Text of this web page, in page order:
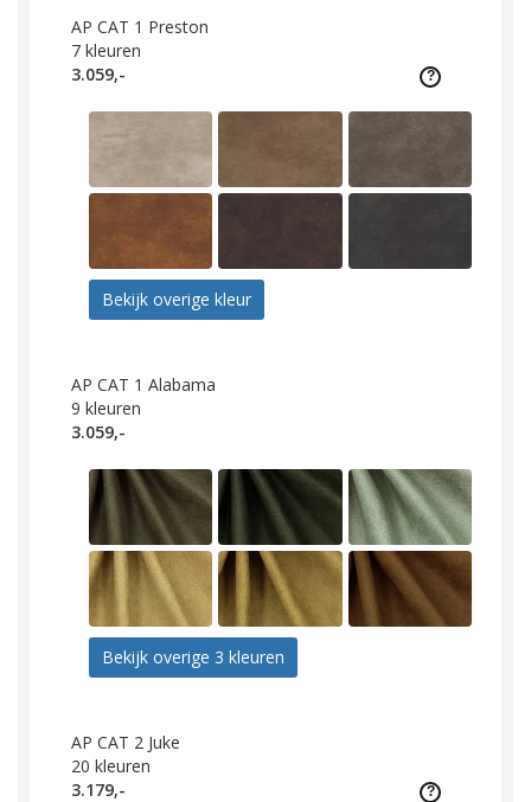
AP CAT 1 Preston
7 kleuren
3.059,-
Bekijk overige kleur
AP CAT 1 Alabama
9 kleuren
3.059,-
Bekijk overige 3 kleuren
AP CAT 2 Juke
20 kleuren
3.179,-